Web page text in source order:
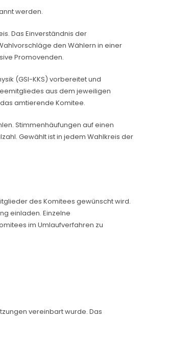
werden.
Das Einverständnis der
den Wählern in einer
Promovenden.
(GSI-KKS) vorbereitet und
aus dem jeweiligen
amtierende Komitee.
Stimmenhäufungen auf einen
Gewählt ist in jedem Wahlkreis der
des Komitees gewünscht wird.
einladen. Einzelne
im Umlaufverfahren zu
vereinbart wurde. Das